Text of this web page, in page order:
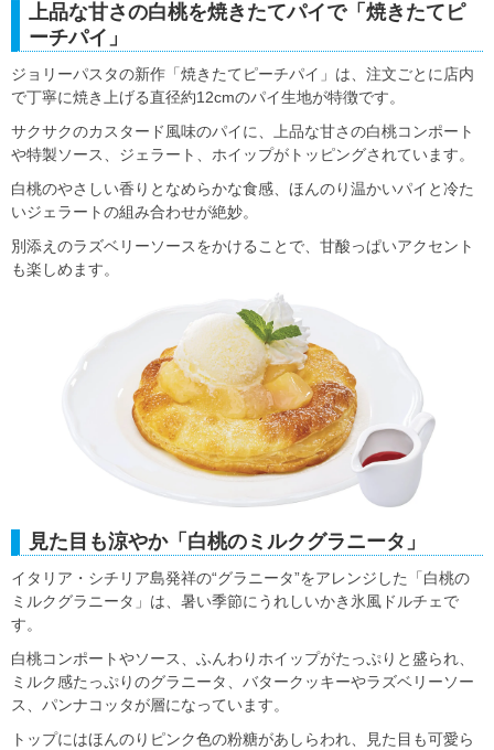
上品な甘さの白桃を焼きたてパイで「焼きたてピ
ーチパイ」
ジョリーパスタの新作「焼きたてピーチパイ」は、注文ごとに店内
で丁寧に焼き上げる直径約12cmのパイ生地が特徴です。
サクサクのカスタード風味のパイに、上品な甘さの白桃コンポート
や特製ソース、ジェラート、ホイップがトッピングされています。
白桃のやさしい香りとなめらかな食感、ほんのり温かいパイと冷た
いジェラートの組み合わせが絶妙。
別添えのラズベリーソースをかけることで、甘酸っぱいアクセント
も楽しめます。
見た目も涼やか「白桃のミルクグラニータ」
イタリア・シチリア島発祥の“グラニータ”をアレンジした「白桃の
ミルクグラニータ」は、暑い季節にうれしいかき氷風ドルチェで
す。
白桃コンポートやソース、ふんわりホイップがたっぷりと盛られ、
ミルク感たっぷりのグラニータ、バタークッキーやラズベリーソー
ス、パンナコッタが層になっています。
トップにはほんのりピンク色の粉糖があしらわれ、見た目も可愛ら